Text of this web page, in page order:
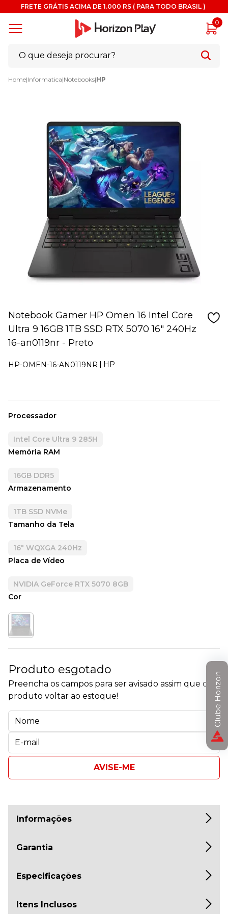
FRETE GRÁTIS ACIMA DE 1.000 RS ( PARA TODO BRASIL )
0
Home|Informatica|Notebooks|HP
Notebook Gamer HP Omen 16 Intel Core
Ultra 9 16GB 1TB SSD RTX 5070 16" 240Hz
16-an0119nr - Preto
HP-OMEN-16-AN0119NR HP
Processador
Intel Core Ultra 9 285H
Memória RAM
16GB DDR5
Armazenamento
1TB SSD NVMe
Tamanho da Tela
16" WQXGA 240Hz
Placa de Vídeo
NVIDIA GeForce RTX 5070 8GB
Cor
Produto esgotado
Preencha os campos para ser avisado assim que o
produto voltar ao estoque!
AVISE-ME
Informações
Garantia
Especificações
Itens Inclusos
Clube Horizon